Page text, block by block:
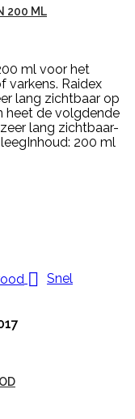
200 ML
ml voor het
varkens. Raidex
lang zichtbaar op
heet de volgdende
lang zichtbaar-
200 ml
 Snel